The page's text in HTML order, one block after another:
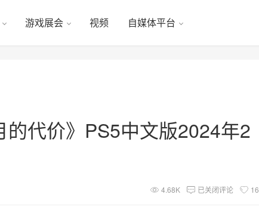
游戏展会 视频 自媒体平台
的代价》PS5中文版2024年2
4.68K 已关闭评论 16